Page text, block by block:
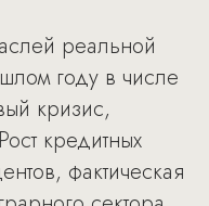
реальной
году в числе
кризис,
кредитных
фактическая